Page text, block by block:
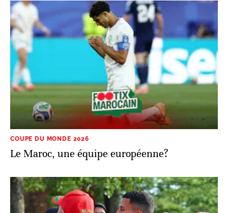
COUPE DU MONDE 2026
Le Maroc, une équipe européenne?